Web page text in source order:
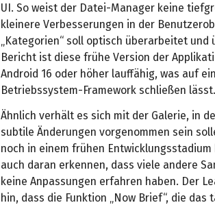
UI. So weist der Datei-Manager keine
kleinere Verbesserungen in der
„Kategorien“ soll optisch überarbeitet
Bericht ist diese frühe Version der
Android 16 oder höher lauffähig, was auf
Betriebssystem-Framework schließen lässt.
Ähnlich verhält es sich mit der Galerie, in
subtile Änderungen vorgenommen sein
noch in einem frühen
auch daran erkennen, dass viele andere
keine Anpassungen erfahren haben. Der
hin, dass die Funktion „Now Brief“, die das